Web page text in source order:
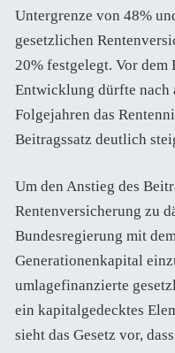
Untergrenze von 48%
gesetzlichen
20% festgelegt. Vor
Entwicklung dürfte nach
Folgejahren das
Beitragssatz deutlich
Um den Anstieg des
Rentenversicherung zu
Bundesregierung mit
Generationenkapital
umlagefinanzierte
ein kapitalgedecktes
sieht das Gesetz vor,